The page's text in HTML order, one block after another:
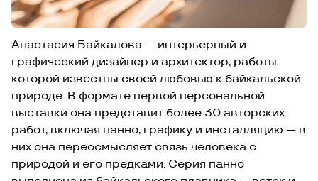
Анастасия Байкалова — интерьерный и
графический дизайнер и архитектор, работы
которой известны своей любовью к байкальской
природе. В формате первой персональной
выставки она представит более 30 авторских
работ, включая панно, графику и инсталляцию — в
них она переосмысляет связь человека с
природой и его предками. Серия панно